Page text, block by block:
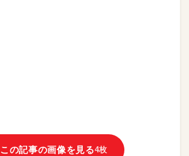
この記事の画像を見る4枚